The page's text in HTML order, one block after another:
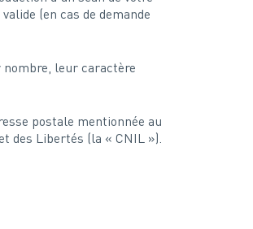
(en cas de demande
nombre, leur caractère
postale mentionnée au
des Libertés (la « CNIL »).